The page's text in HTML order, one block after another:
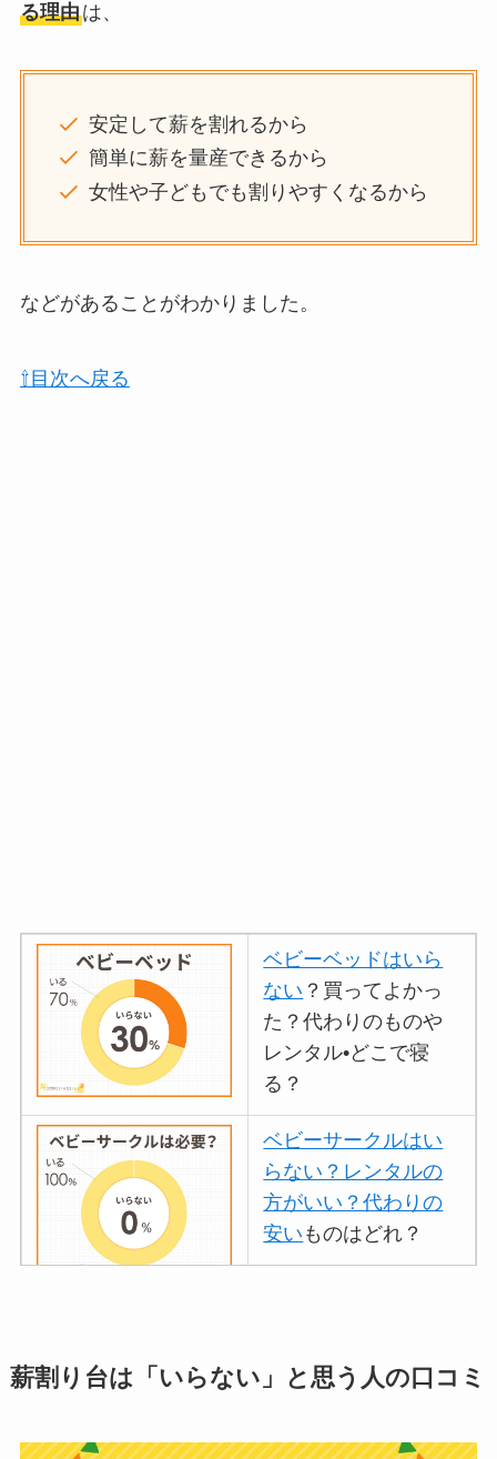
る理由は、
安定して薪を割れるから
簡単に薪を量産できるから
女性や子どもでも割りやすくなるから
などがあることがわかりました。
⇧目次へ戻る
ベビーベッドはいら
ない ？買ってよかっ
た？代わりのものや
レンタル•どこで寝
る？
ベビーサークルはい
らない？レンタルの
方がいい？代わりの
安い ものはどれ？
代用やおすすめは？
いい？
薪割り台は「いらない」と思う人の口コミ